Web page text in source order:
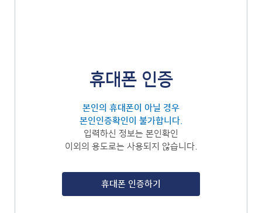
휴대폰 인증
본인의 휴대폰이 아닐 경우
본인인증확인이 불가합니다.
입력하신 정보는 본인확인
이외의 용도로는 사용되지 않습니다.
휴대폰 인증하기